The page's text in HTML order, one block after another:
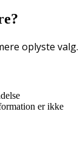
oplyste valg.
er ikke